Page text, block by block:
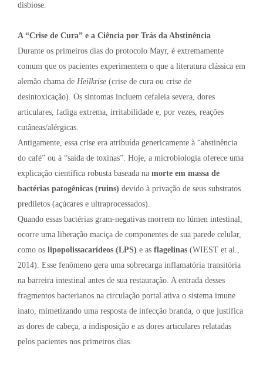
disbiose.
A “Crise de Cura” e a Ciência por Trás da Abstinência
Durante os primeiros dias do protocolo Mayr, é extremamente
comum que os pacientes experimentem o que a literatura clássica em
alemão chama de Heilkrise (crise de cura ou crise de
desintoxicação). Os sintomas incluem cefaleia severa, dores
articulares, fadiga extrema, irritabilidade e, por vezes, reações
cutâneas/alérgicas.
Antigamente, essa crise era atribuída genericamente à “abstinência
do café” ou à “saída de toxinas”. Hoje, a microbiologia oferece uma
explicação científica robusta baseada na morte em massa de
bactérias patogênicas (ruins) devido à privação de seus substratos
prediletos (açúcares e ultraprocessados).
Quando essas bactérias gram-negativas morrem no lúmen intestinal,
ocorre uma liberação maciça de componentes de sua parede celular,
como os lipopolissacarídeos (LPS) e as flagelinas (WIEST et al.,
2014). Esse fenômeno gera uma sobrecarga inflamatória transitória
na barreira intestinal antes de sua restauração. A entrada desses
fragmentos bacterianos na circulação portal ativa o sistema imune
inato, mimetizando uma resposta de infecção branda, o que justifica
as dores de cabeça, a indisposição e as dores articulares relatadas
pelos pacientes nos primeiros dias.